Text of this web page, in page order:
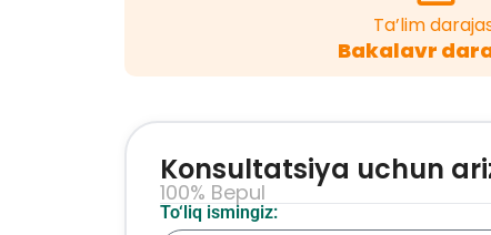
Ta’lim
Bakalavr
To‘liq ismingiz:
Konsultatsiya uchun
100% Bepul